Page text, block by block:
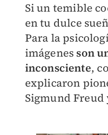
Si un temible
en tu dulce
Para la
imágenes son
inconsciente,
explicaron
Sigmund Freud